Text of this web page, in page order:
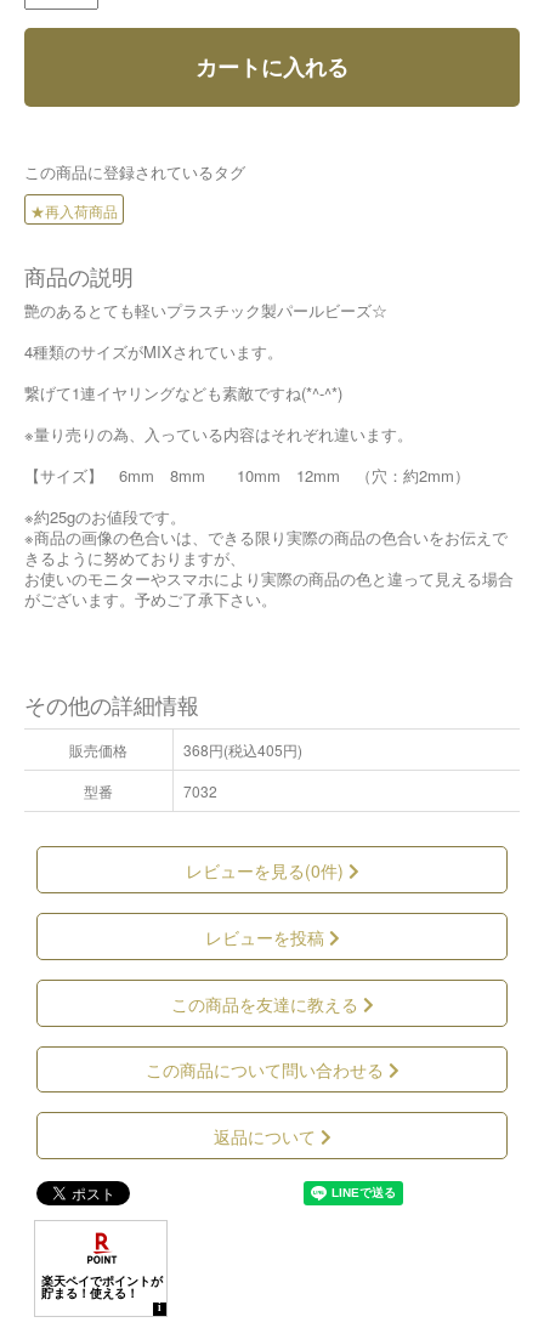
カートに入れる
この商品に登録されているタグ
★再入荷商品
商品の説明
艶のあるとても軽いプラスチック製パールビーズ☆
4種類のサイズがMIXされています。
繋げて1連イヤリングなども素敵ですね(*^-^*)
※量り売りの為、入っている内容はそれぞれ違います。
【サイズ】 6mm 8mm 10mm 12mm （穴：約2mm）
※約25gのお値段です。
※商品の画像の色合いは、できる限り実際の商品の色合いをお伝えで
きるように努めておりますが、
お使いのモニターやスマホにより実際の商品の色と違って見える場合
がございます。予めご了承下さい。
その他の詳細情報
販売価格
368円(税込405円)
型番
7032
レビューを見る(0件)
レビューを投稿
この商品を友達に教える
この商品について問い合わせる
返品について